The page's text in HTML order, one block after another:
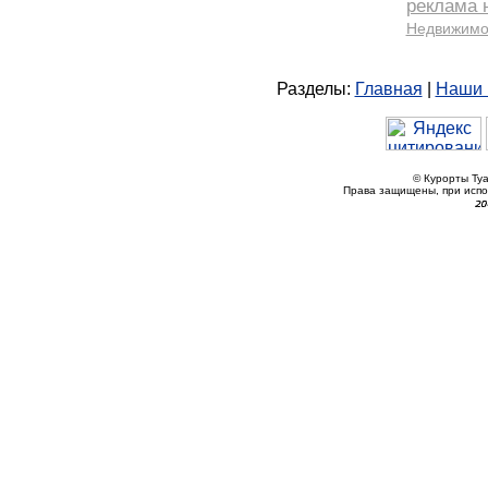
Разделы: Главная Наши
© Курорты
Права защищены, при